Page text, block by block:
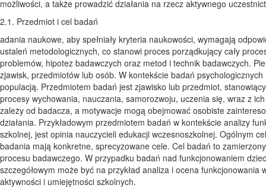
2.1. Przedmiot i cel badań
adania naukowe, aby spełniały kryteria naukowości, wymagają
ustaleń metodologicznych, co stanowi proces porządkujący cały
problemów, hipotez badawczych oraz metod i technik badawczych.
zjawisk, przedmiotów lub osób. W kontekście badań
populacją. Przedmiotem badań jest zjawisko lub przedmiot,
procesy wychowania, nauczania, samorozwoju, uczenia się, wraz z
zależy od badacza, a motywacje mogą obejmować osobiste
działania. Przykładowym przedmiotem badań w kontekście analizy
szkolnej, jest opinia nauczycieli edukacji wczesnoszkolnej. Ogólnym
badania mają konkretne, sprecyzowane cele. Cel badań to
procesu badawczego. W przypadku badań nad funkcjonowaniem
szczegółowym może być na przykład analiza i ocena
aktywności i umiejętności szkolnych.